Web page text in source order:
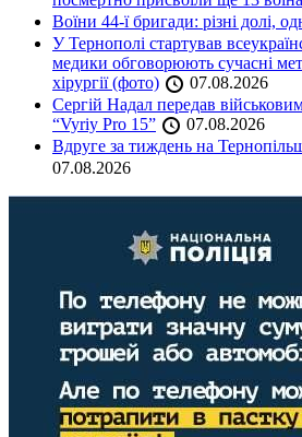
Воїни 44-ї бригади: різні долі,
У Тернополі стартував
медики обговорюють сучасні
хірургії (фото)
07.08.2026
Сергій Надал передав
“Vyriy Pro 15”
07.08.2026
Вдруге за тиждень на
07.08.2026